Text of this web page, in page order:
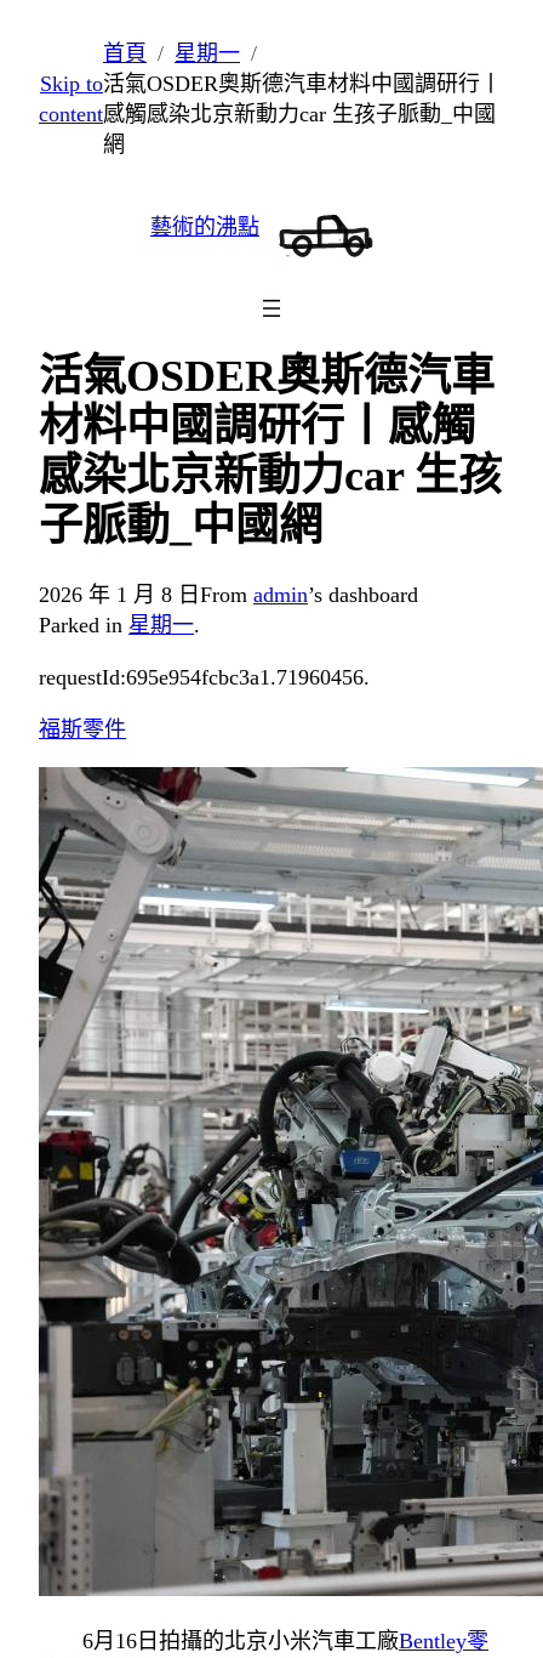
至
主
Skip to
content
首頁
星期一
活氣OSDER奧斯德汽車材料中國調研行丨
感觸感染北京新動力car 生孩子脈動_中國
網
藝術的沸點
活氣OSDER奧斯德汽車
材料中國調研行丨感觸
感染北京新動力car 生孩
子脈動_中國網
2026 年 1 月 8 日 From admin’s dashboard
Parked in 星期一.
requestId:695e954fcbc3a1.71960456.
福斯零件
6月16日拍攝的北京小米汽車工廠Bentley零